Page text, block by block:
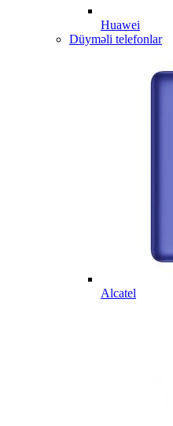
Huawei
Düyməli telefonlar
Alcatel